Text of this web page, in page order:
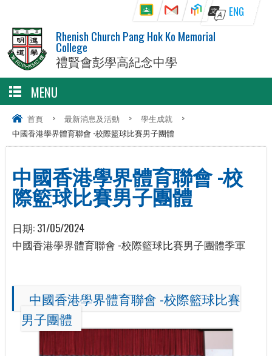
Rhenish Church Pang Hok Ko Memorial
College
禮賢會彭學高紀念中學
ENG
MENU
首頁 > 最新消息及活動 > 學生成就
>
中國香港學界體育聯會 -校際籃球比賽男子團體
中國香港學界體育聯會 -校
際籃球比賽男子團體
日期: 31/05/2024
中國香港學界體育聯會 -校際籃球比賽男子團體季軍
中國香港學界體育聯會 -校際籃球比賽
男子團體